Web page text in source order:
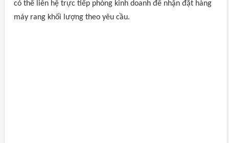
có thể liên hệ trực tiếp phòng kinh doanh để nhận đặt hàng
máy rang khối lượng theo yêu cầu.